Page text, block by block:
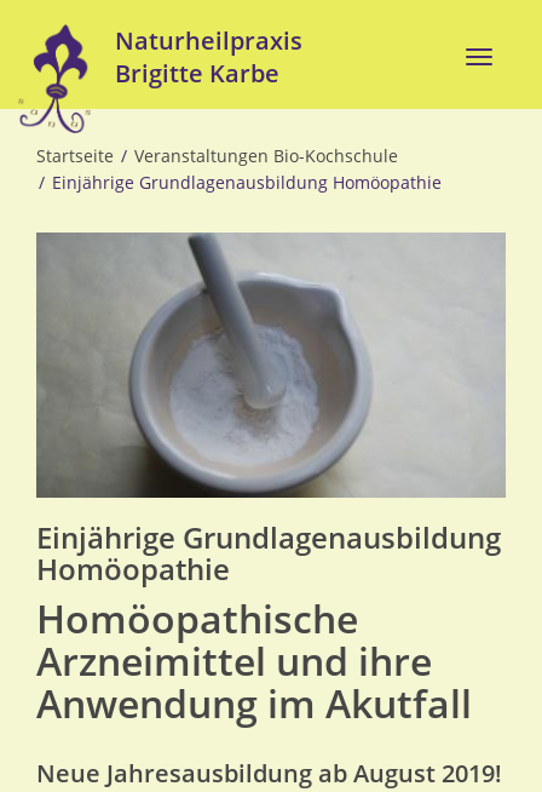
zum
Inhalt
Naturheilpraxis
Brigitte Karbe
Toggle
Startseite
Veranstaltungen Bio-Kochschule
Einjährige Grundlagenausbildung Homöopathie
Einjährige Grundlagenausbildung
Homöopathie
Homöopathische
Arzneimittel und ihre
Anwendung im Akutfall
Neue Jahresausbildung ab August 2019!